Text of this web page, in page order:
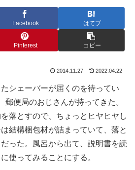
Facebook はてブ
Pinterest コピー
2014.11.27 2022.04.22
シェーバーが届くのを待ってい
郵便局のおじさんが持ってきた。
落とすので、ちょっとヒヤヒヤし
結構梱包材が詰まっていて、落と
った。風呂から出て、説明書を読
使ってみることにする。